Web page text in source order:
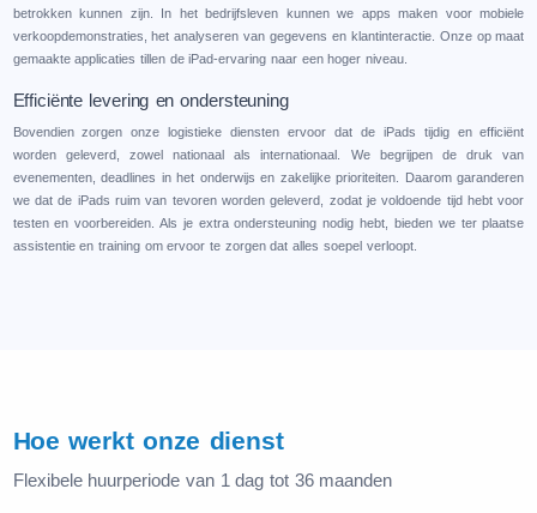
betrokken kunnen zijn. In het bedrijfsleven kunnen we apps maken voor mobiele
verkoopdemonstraties, het analyseren van gegevens en klantinteractie. Onze op maat
gemaakte applicaties tillen de iPad-ervaring naar een hoger niveau.
Efficiënte levering en ondersteuning
Bovendien zorgen onze logistieke diensten ervoor dat de iPads tijdig en efficiënt
worden geleverd, zowel nationaal als internationaal. We begrijpen de druk van
evenementen, deadlines in het onderwijs en zakelijke prioriteiten. Daarom garanderen
we dat de iPads ruim van tevoren worden geleverd, zodat je voldoende tijd hebt voor
testen en voorbereiden. Als je extra ondersteuning nodig hebt, bieden we ter plaatse
assistentie en training om ervoor te zorgen dat alles soepel verloopt.
Hoe werkt onze dienst
Flexibele huurperiode van 1 dag tot 36 maanden